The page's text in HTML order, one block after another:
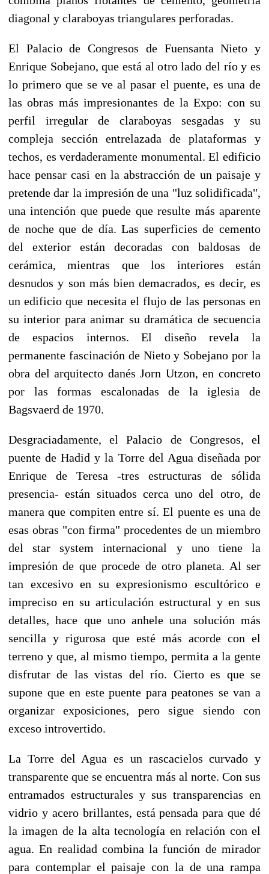
diagonal y claraboyas triangulares perforadas.
El Palacio de Congresos de Fuensanta Nieto y
Enrique Sobejano, que está al otro lado del río y es
lo primero que se ve al pasar el puente, es una de
las obras más impresionantes de la Expo: con su
perfil irregular de claraboyas sesgadas y su
compleja sección entrelazada de plataformas y
techos, es verdaderamente monumental. El edificio
hace pensar casi en la abstracción de un paisaje y
pretende dar la impresión de una "luz solidificada",
una intención que puede que resulte más aparente
de noche que de día. Las superficies de cemento
del exterior están decoradas con baldosas de
cerámica, mientras que los interiores están
desnudos y son más bien demacrados, es decir, es
un edificio que necesita el flujo de las personas en
su interior para animar su dramática de secuencia
de espacios internos. El diseño revela la
permanente fascinación de Nieto y Sobejano por la
obra del arquitecto danés Jorn Utzon, en concreto
por las formas escalonadas de la iglesia de
Bagsvaerd de 1970.
Desgraciadamente, el Palacio de Congresos, el
puente de Hadid y la Torre del Agua diseñada por
Enrique de Teresa -tres estructuras de sólida
presencia- están situados cerca uno del otro, de
manera que compiten entre sí. El puente es una de
esas obras "con firma" procedentes de un miembro
del star system internacional y uno tiene la
impresión de que procede de otro planeta. Al ser
tan excesivo en su expresionismo escultórico e
impreciso en su articulación estructural y en sus
detalles, hace que uno anhele una solución más
sencilla y rigurosa que esté más acorde con el
terreno y que, al mismo tiempo, permita a la gente
disfrutar de las vistas del río. Cierto es que se
supone que en este puente para peatones se van a
organizar exposiciones, pero sigue siendo con
exceso introvertido.
La Torre del Agua es un rascacielos curvado y
transparente que se encuentra más al norte. Con sus
entramados estructurales y sus transparencias en
vidrio y acero brillantes, está pensada para que dé
la imagen de la alta tecnología en relación con el
agua. En realidad combina la función de mirador
para contemplar el paisaje con la de una rampa